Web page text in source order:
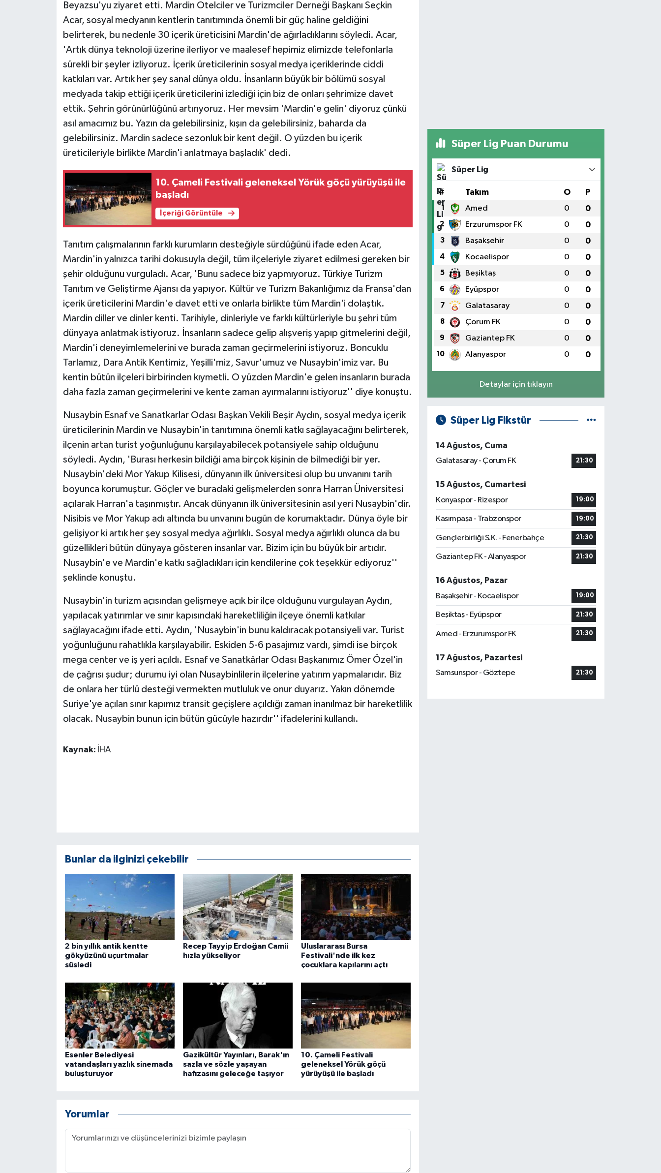
Beyazsu'yu ziyaret etti. Mardin Otelciler ve Turizmciler Derneği Başkanı Seçkin
Acar, sosyal medyanın kentlerin tanıtımında önemli bir güç haline geldiğini
belirterek, bu nedenle 30 içerik üreticisini Mardin'de ağırladıklarını söyledi. Acar,
'Artık dünya teknoloji üzerine ilerliyor ve maalesef hepimiz elimizde telefonlarla
sürekli bir şeyler izliyoruz. İçerik üreticilerinin sosyal medya içeriklerinde ciddi
katkıları var. Artık her şey sanal dünya oldu. İnsanların büyük bir bölümü sosyal
medyada takip ettiği içerik üreticilerini izlediği için biz de onları şehrimize davet
ettik. Şehrin görünürlüğünü artırıyoruz. Her mevsim 'Mardin'e gelin' diyoruz çünkü
asıl amacımız bu. Yazın da gelebilirsiniz, kışın da gelebilirsiniz, baharda da
gelebilirsiniz. Mardin sadece sezonluk bir kent değil. O yüzden bu içerik
üreticileriyle birlikte Mardin'i anlatmaya başladık' dedi.
10. Çameli Festivali geleneksel Yörük göçü yürüyüşü ile
başladı
İçeriği Görüntüle
Tanıtım çalışmalarının farklı kurumların desteğiyle sürdüğünü ifade eden Acar,
Mardin'in yalnızca tarihi dokusuyla değil, tüm ilçeleriyle ziyaret edilmesi gereken bir
şehir olduğunu vurguladı. Acar, 'Bunu sadece biz yapmıyoruz. Türkiye Turizm
Tanıtım ve Geliştirme Ajansı da yapıyor. Kültür ve Turizm Bakanlığımız da Fransa'dan
içerik üreticilerini Mardin'e davet etti ve onlarla birlikte tüm Mardin'i dolaştık.
Mardin diller ve dinler kenti. Tarihiyle, dinleriyle ve farklı kültürleriyle bu şehri tüm
dünyaya anlatmak istiyoruz. İnsanların sadece gelip alışveriş yapıp gitmelerini değil,
Mardin'i deneyimlemelerini ve burada zaman geçirmelerini istiyoruz. Boncuklu
Tarlamız, Dara Antik Kentimiz, Yeşilli'miz, Savur'umuz ve Nusaybin'imiz var. Bu
kentin bütün ilçeleri birbirinden kıymetli. O yüzden Mardin'e gelen insanların burada
daha fazla zaman geçirmelerini ve kente zaman ayırmalarını istiyoruz'' diye konuştu.
Nusaybin Esnaf ve Sanatkarlar Odası Başkan Vekili Beşir Aydın, sosyal medya içerik
üreticilerinin Mardin ve Nusaybin'in tanıtımına önemli katkı sağlayacağını belirterek,
ilçenin artan turist yoğunluğunu karşılayabilecek potansiyele sahip olduğunu
söyledi. Aydın, 'Burası herkesin bildiği ama birçok kişinin de bilmediği bir yer.
Nusaybin'deki Mor Yakup Kilisesi, dünyanın ilk üniversitesi olup bu unvanını tarih
boyunca korumuştur. Göçler ve buradaki gelişmelerden sonra Harran Üniversitesi
açılarak Harran'a taşınmıştır. Ancak dünyanın ilk üniversitesinin asıl yeri Nusaybin'dir.
Nisibis ve Mor Yakup adı altında bu unvanını bugün de korumaktadır. Dünya öyle bir
gelişiyor ki artık her şey sosyal medya ağırlıklı. Sosyal medya ağırlıklı olunca da bu
güzellikleri bütün dünyaya gösteren insanlar var. Bizim için bu büyük bir artıdır.
Nusaybin'e ve Mardin'e katkı sağladıkları için kendilerine çok teşekkür ediyoruz''
şeklinde konuştu.
Nusaybin'in turizm açısından gelişmeye açık bir ilçe olduğunu vurgulayan Aydın,
yapılacak yatırımlar ve sınır kapısındaki hareketliliğin ilçeye önemli katkılar
sağlayacağını ifade etti. Aydın, 'Nusaybin'in bunu kaldıracak potansiyeli var. Turist
yoğunluğunu rahatlıkla karşılayabilir. Eskiden 5-6 pasajımız vardı, şimdi ise birçok
mega center ve iş yeri açıldı. Esnaf ve Sanatkârlar Odası Başkanımız Ömer Özel'in
de çağrısı şudur; durumu iyi olan Nusaybinlilerin ilçelerine yatırım yapmalarıdır. Biz
de onlara her türlü desteği vermekten mutluluk ve onur duyarız. Yakın dönemde
Suriye'ye açılan sınır kapımız transit geçişlere açıldığı zaman inanılmaz bir hareketlilik
olacak. Nusaybin bunun için bütün gücüyle hazırdır'' ifadelerini kullandı.
Kaynak: İHA
Bunlar da ilginizi çekebilir
2 bin yıllık antik kentte
gökyüzünü uçurtmalar
süsledi
Recep Tayyip Erdoğan Camii
hızla yükseliyor
Uluslararası Bursa
Festivali'nde ilk kez
çocuklara kapılarını açtı
Esenler Belediyesi
vatandaşları yazlık sinemada
buluşturuyor
Gazikültür Yayınları, Barak'ın
sazla ve sözle yaşayan
hafızasını geleceğe taşıyor
10. Çameli Festivali
geleneksel Yörük göçü
yürüyüşü ile başladı
Yorumlar
Süper Lig Puan Durumu
Süper Lig
# Takım O P
1 Amed 0 0
2 Erzurumspor FK 0 0
3 Başakşehir 0 0
4 Kocaelispor 0 0
5 Beşiktaş 0 0
6 Eyüpspor 0 0
7 Galatasaray 0 0
8 Çorum FK 0 0
9 Gaziantep FK 0 0
10 Alanyaspor 0 0
Detaylar için tıklayın
Süper Lig Fikstür
14 Ağustos, Cuma
Galatasaray - Çorum FK
21:30
15 Ağustos, Cumartesi
Konyaspor - Rizespor
19:00
Kasımpaşa - Trabzonspor 19:00
Gençlerbirliği S.K. - Fenerbahçe 21:30
Gaziantep FK - Alanyaspor 21:30
16 Ağustos, Pazar
Başakşehir - Kocaelispor
19:00
Beşiktaş - Eyüpspor 21:30
Amed - Erzurumspor FK 21:30
17 Ağustos, Pazartesi
Samsunspor - Göztepe
21:30
Jandarma
KÜLTÜR SANAT
MAGAZİN
Otomobil
POLİTİKA
SPOR HABERLERİ
TEKNOLOJİ
ÜLKE GÜNDEMİ
Yerel Haberler